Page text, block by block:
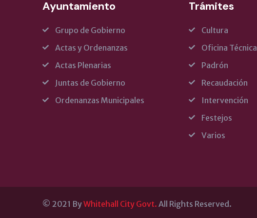
Ayuntamiento
Grupo de Gobierno
Actas y Ordenanzas
Actas Plenarias
Juntas de Gobierno
Ordenanzas Municipales
Trámites
Cultura
Oficina Técnica
Padrón
Recaudación
Intervención
Festejos
Varios
© 2021 ByWhitehall City Govt. All Rights Reserved.